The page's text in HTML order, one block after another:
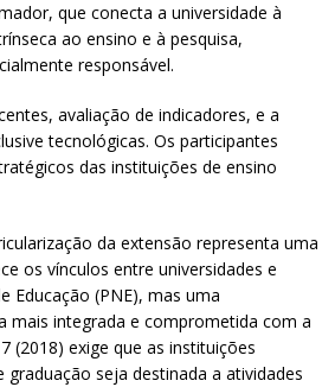
que conecta a universidade à
ao ensino e à pesquisa,
responsável.
avaliação de indicadores, e a
tecnológicas. Os participantes
das instituições de ensino
da extensão representa uma
os vínculos entre universidades e
Educação (PNE), mas uma
mais integrada e comprometida com a
(2018) exige que as instituições
seja destinada a atividades